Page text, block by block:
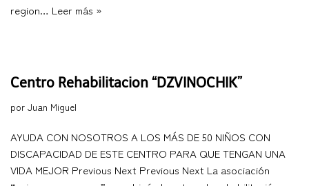
region… Leer más »
Centro Rehabilitacion “DZVINOCHIK”
por Juan Miguel
AYUDA CON NOSOTROS A LOS MÁS DE 50 NIÑOS CON
DISCAPACIDAD DE ESTE CENTRO PARA QUE TENGAN UNA
VIDA MEJOR Previous Next Previous Next La asociación